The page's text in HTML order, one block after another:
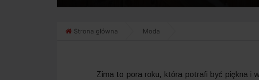
Strona główna Moda
Zima to pora roku, która potrafi być piękna i